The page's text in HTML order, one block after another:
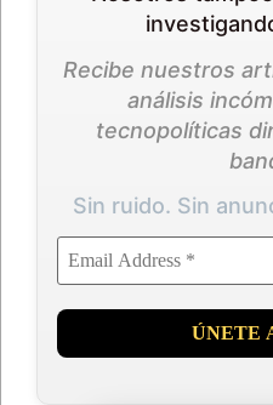
Recibe nuestros
análisis
tecnopolíticas
Sin ruido. Sin